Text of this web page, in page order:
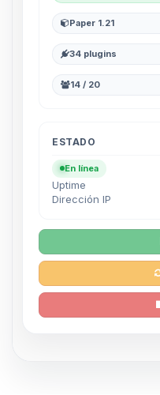
Paper 1.21
34 plugins
14 / 20
ESTADO
En línea
Uptime
Dirección IP